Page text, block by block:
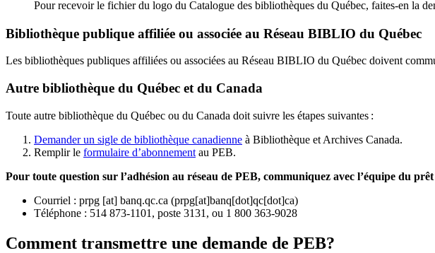
Pour recevoir le fichier du logo du Catalogue des bibliothèques du Québec, faites-en la
Bibliothèque publique affiliée ou associée au Réseau BIBLIO du Québec
Les bibliothèques publiques affiliées ou associées au Réseau BIBLIO du Québec doivent
Autre bibliothèque du Québec et du Canada
Toute autre bibliothèque du Québec ou du Canada doit suivre les étapes suivantes :
Demander un sigle de bibliothèque canadienne à Bibliothèque et Archives Canada.
Remplir le formulaire d’abonnement au PEB.
Pour toute question sur l’adhésion au réseau de PEB, communiquez avec l’équipe du
Courriel : prpg [at] banq.qc.ca (prpg[at]banq[dot]qc[dot]ca)
Téléphone : 514 873-1101, poste 3131, ou 1 800 363-9028
Comment transmettre une demande de PEB?